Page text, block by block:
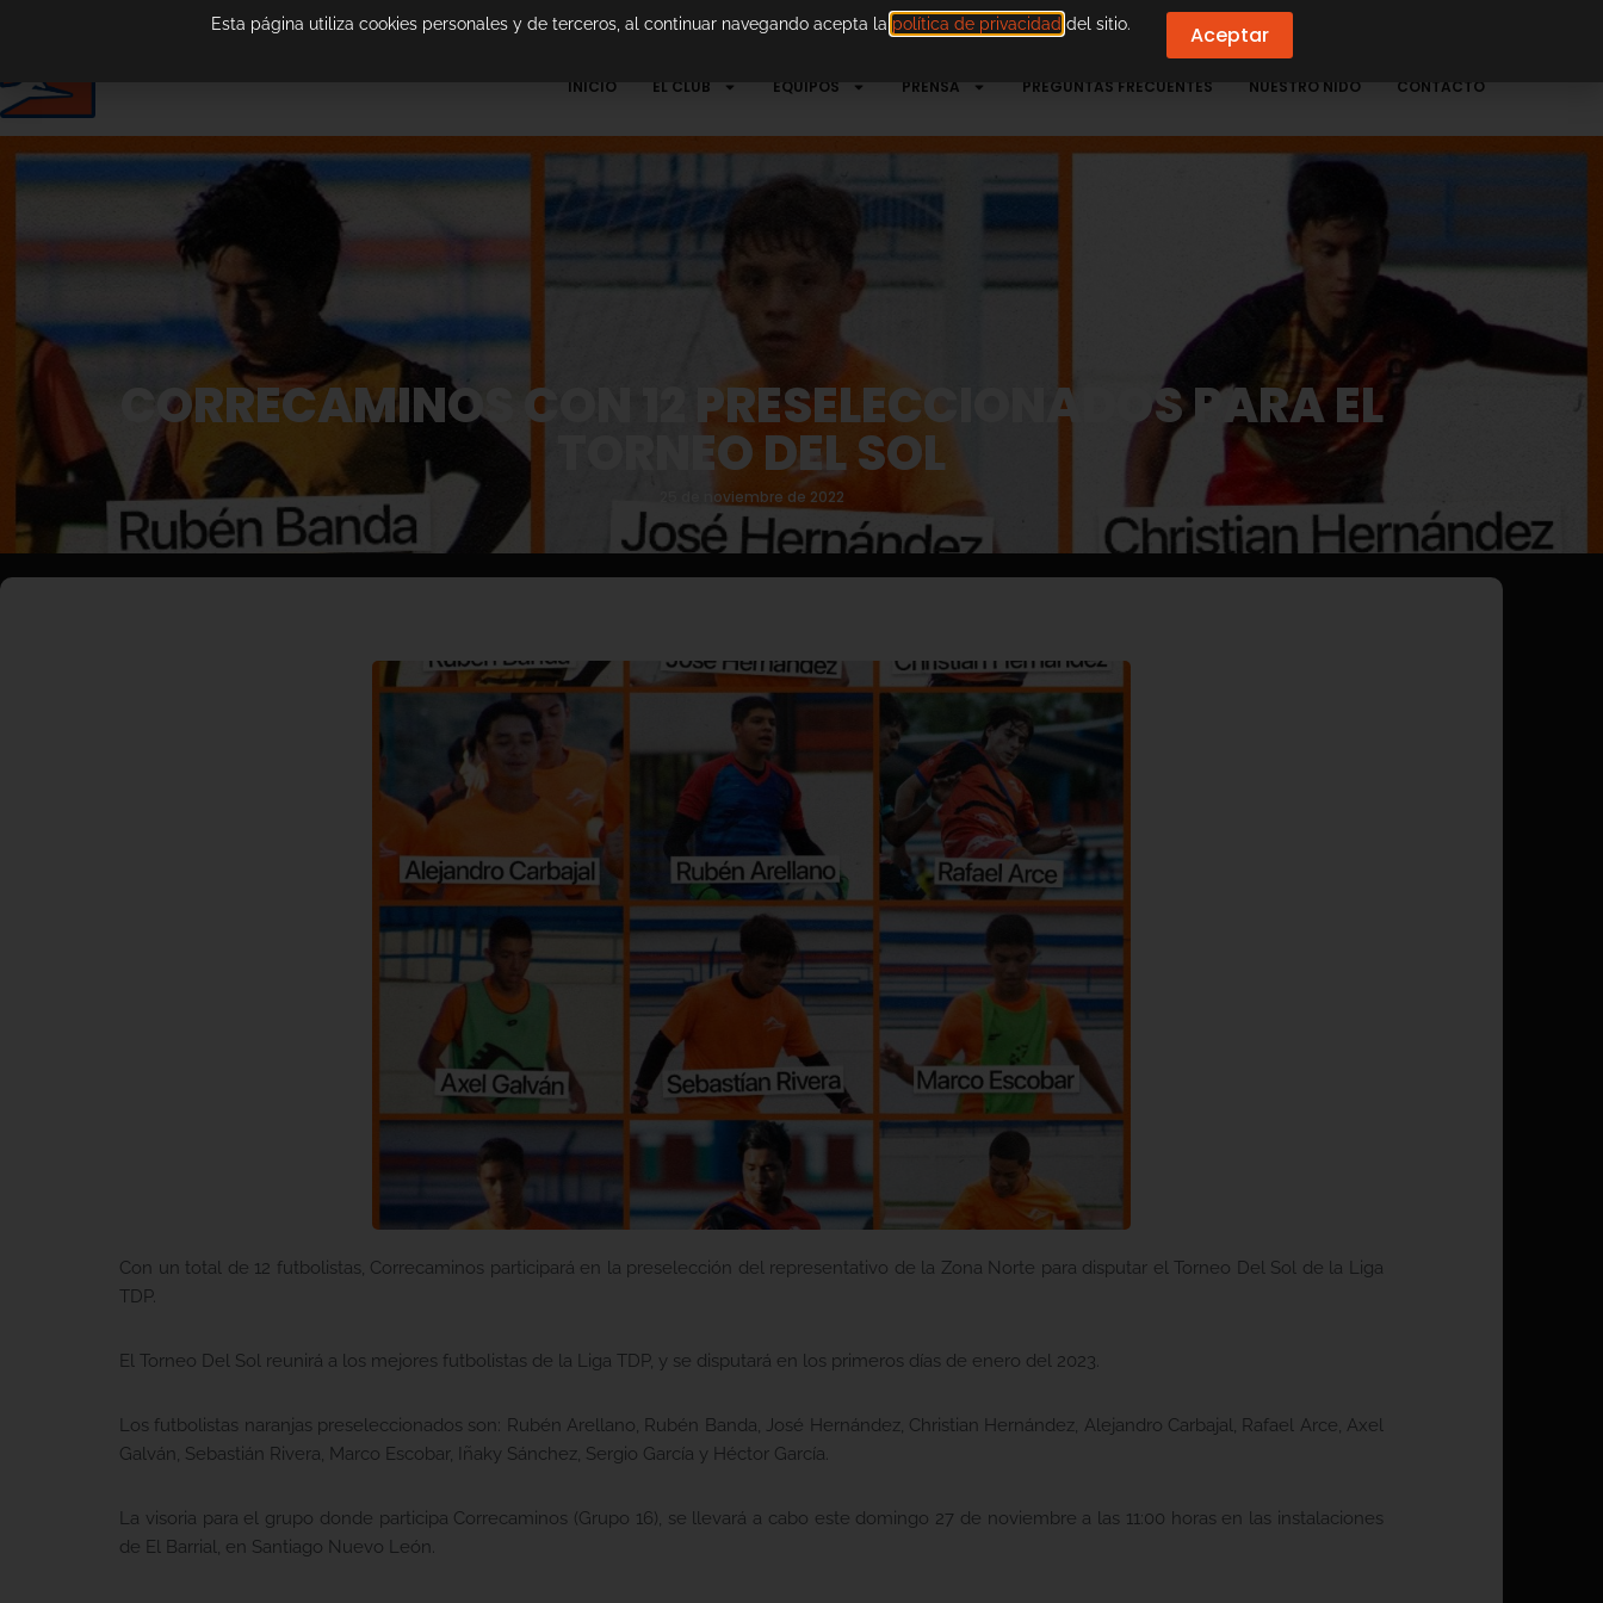
INICIO EL CLUB EQUIPOS PRENSA PREGUNTAS FRECUENTES NUESTRO NIDO CONTACTO
CORRECAMINOS CON 12 PRESELECCIONADOS PARA EL
TORNEO DEL SOL
25 de noviembre de 2022
Con un total de 12 futbolistas, Correcaminos participará en la preselección del representativo de la Zona Norte para disputar el Torneo Del Sol de la Liga
TDP.
El Torneo Del Sol reunirá a los mejores futbolistas de la Liga TDP, y se disputará en los primeros días de enero del 2023.
Los futbolistas naranjas preseleccionados son: Rubén Arellano, Rubén Banda, José Hernández, Christian Hernández, Alejandro Carbajal, Rafael Arce, Axel
Galván, Sebastián Rivera, Marco Escobar, Iñaky Sánchez, Sergio García y Héctor García.
La visoria para el grupo donde participa Correcaminos (Grupo 16), se llevará a cabo este domingo 27 de noviembre a las 11:00 horas en las instalaciones
de El Barrial, en Santiago Nuevo León.
Esta página utiliza cookies personales y de terceros, al continuar navegando acepta la política de privacidad del sitio. Aceptar